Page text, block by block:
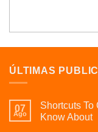
ÚLTIMAS
07
Ago
Shortcuts
Know About